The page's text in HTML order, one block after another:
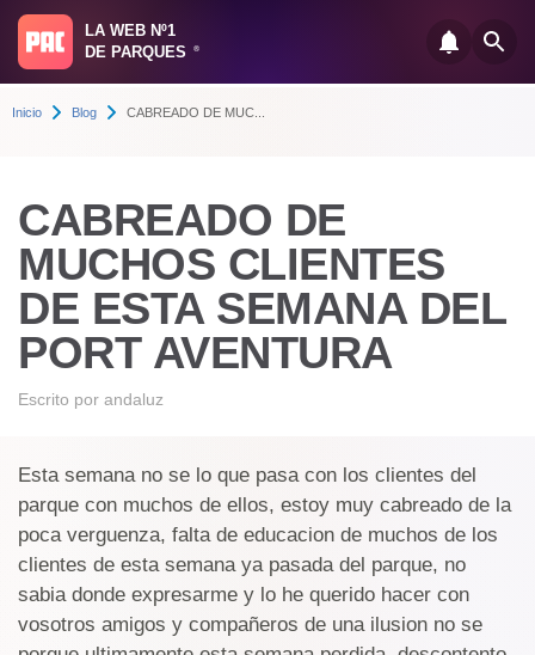
LA WEB Nº1
DE PARQUES
®
Inicio Blog CABREADO DE MUC...
CABREADO DE
MUCHOS CLIENTES
DE ESTA SEMANA DEL
PORT AVENTURA
Escrito por andaluz
Esta semana no se lo que pasa con los clientes del
parque con muchos de ellos, estoy muy cabreado de la
poca verguenza, falta de educacion de muchos de los
clientes de esta semana ya pasada del parque, no
sabia donde expresarme y lo he querido hacer con
vosotros amigos y compañeros de una ilusion no se